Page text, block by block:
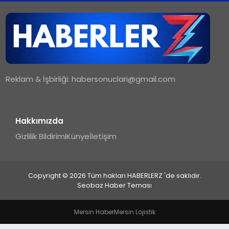
TEKNOLOJI
Reklam & İşbirliği:habersonuclari@gmail.com
Hakkımızda
Gizlilik BildirimiKünyeİletişim
Copyright © 2026 Tüm hakları HABERLERZ 'de saklıdır.
Seobaz Haber Teması
Mersin HaberMersin Lojistik